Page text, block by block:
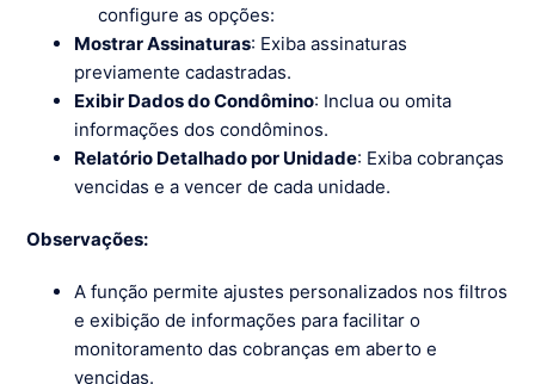
configure as opções:
Mostrar Assinaturas: Exiba assinaturas
previamente cadastradas.
Exibir Dados do Condômino: Inclua ou omita
informações dos condôminos.
Relatório Detalhado por Unidade: Exiba cobranças
vencidas e a vencer de cada unidade.
Observações:
A função permite ajustes personalizados nos filtros
e exibição de informações para facilitar o
monitoramento das cobranças em aberto e
vencidas.